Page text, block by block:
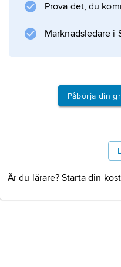
av de mest
reggae- och
Information
Prova det, du
Marknadsledare i
Påbörja din
Är du lärare? Starta din